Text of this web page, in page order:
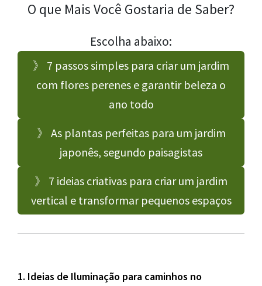
O que Mais Você Gostaria de Saber?
Escolha abaixo:
》 7 passos simples para criar um jardim
com flores perenes e garantir beleza o
ano todo
》 As plantas perfeitas para um jardim
japonês, segundo paisagistas
》 7 ideias criativas para criar um jardim
vertical e transformar pequenos espaços
1. Ideias de Iluminação para caminhos no